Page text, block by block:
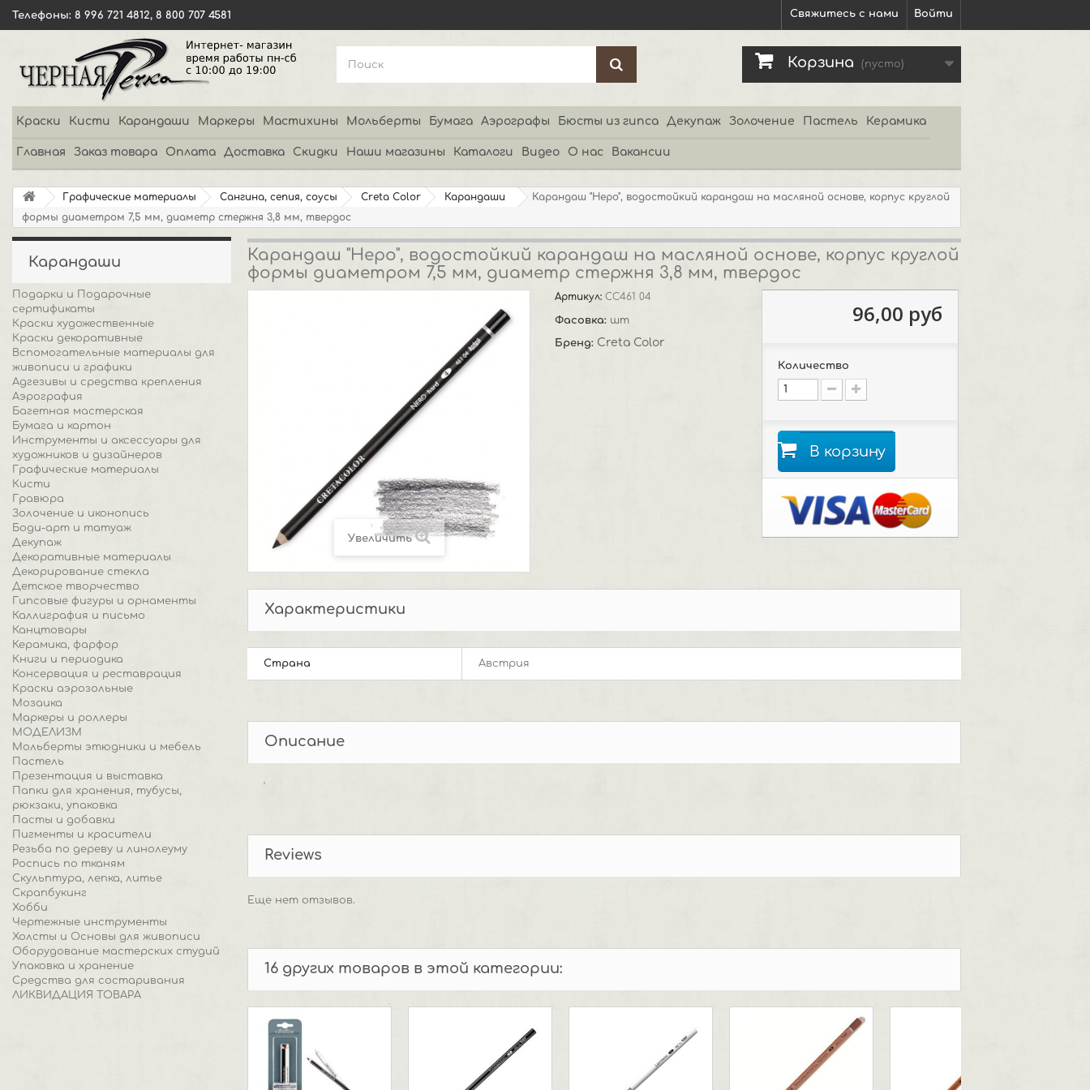
Войти
Свяжитесь с нами
Телефоны: 8 996 721 4812, 8 800 707 4581
Корзина (пусто)
Краски Кисти Карандаши Маркеры Мастихины Мольберты Бумага Аэрографы Бюсты из гипса Декупаж Золочение Пастель Керамика
Главная Заказ товара Оплата Доставка Скидки Наши магазины Каталоги Видео О нас Вакансии
Графические материалы Сангина, сепия, соусы Creta Color Карандаши
Карандаш "Неро", водостойкий карандаш на масляной основе, корпус круглой
формы диаметром 7,5 мм, диаметр стержня 3,8 мм, твердос
Карандаши
Подарки и Подарочные
сертификаты
Краски художественные
Краски декоративные
Вспомогательные материалы для
живописи и графики
Адгезивы и средства крепления
Аэрография
Багетная мастерская
Бумага и картон
Инструменты и аксессуары для
художников и дизайнеров
Графические материалы
Кисти
Гравюра
Золочение и иконопись
Боди-арт и татуаж
Декупаж
Декоративные материалы
Декорирование стекла
Детское творчество
Гипсовые фигуры и орнаменты
Каллиграфия и письмо
Канцтовары
Керамика, фарфор
Книги и периодика
Консервация и реставрация
Краски аэрозольные
Мозаика
Маркеры и роллеры
МОДЕЛИЗМ
Мольберты этюдники и мебель
Пастель
Презентация и выставка
Папки для хранения, тубусы,
рюкзаки, упаковка
Пасты и добавки
Пигменты и красители
Резьба по дереву и линолеуму
Роспись по тканям
Скульптура, лепка, литье
Скрапбукинг
Хобби
Чертежные инструменты
Холсты и Основы для живописи
Оборудование мастерских студий
Упаковка и хранение
Средства для состаривания
ЛИКВИДАЦИЯ ТОВАРА
Карандаш "Неро", водостойкий карандаш на масляной основе, корпус круглой
формы диаметром 7,5 мм, диаметр стержня 3,8 мм, твердос
Увеличить
Артикул:CC461 04
Фасовка: шт
Бренд: Creta Color
96,00 руб
Количество
В корзину
Характеристики
Страна Австрия
Описание
'
Reviews
Еще нет отзывов.
16 других товаров в этой категории: